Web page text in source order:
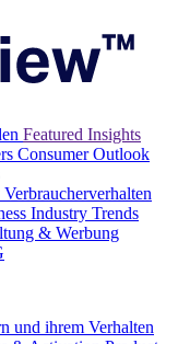
Featured Insights
Consumer Outlook
Verbraucherverhalten
Industry Trends
& Werbung
und ihrem Verhalten